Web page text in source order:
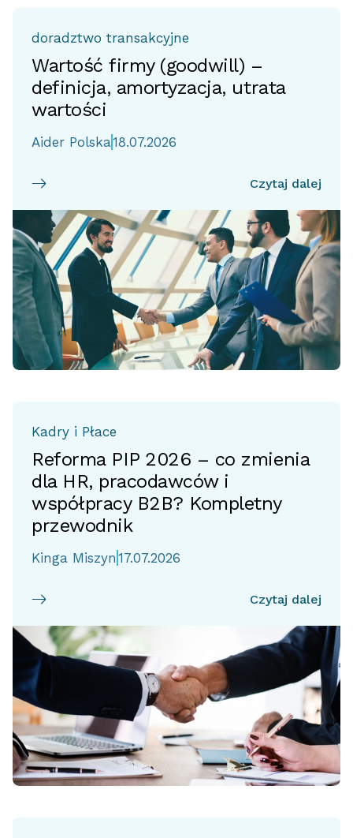
doradztwo transakcyjne
Wartość firmy (goodwill) –
definicja, amortyzacja, utrata
wartości
Aider Polska18.07.2026
Czytaj dalej
Kadry i Płace
Reforma PIP 2026 – co zmienia
dla HR, pracodawców i
współpracy B2B? Kompletny
przewodnik
Kinga Miszyn 17.07.2026
Czytaj dalej